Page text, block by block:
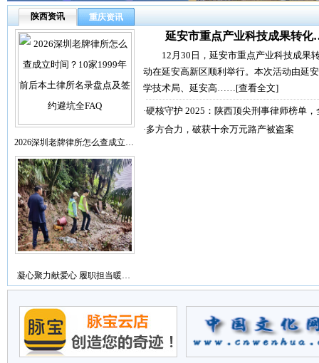
陕西资讯 重庆资讯
2026深圳老牌律所怎么查成立…
凝心聚力献爱心 履职担当暖…
延安市重点产业科技成果转
12月30日，延安市重点产业科技成果
动在延安高新区顺利举行。本次活动由延
学技术局、延安高……[查看全文]
·硬核守护 2025：陕西顶尖刑事律师榜单
·多方合力，破获十余万元路产被盗案